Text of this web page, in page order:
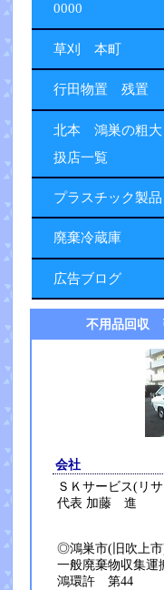
0000
草刈 本町
行田物置 残置
北本 鴻巣の粗大
扱店一覧
プラスチック製品
廃棄冷蔵庫
広告ブログ
不用品回収
会社
ＳＫサービス(
代表 加藤 進
◎鴻巣市(旧吹上
一般廃棄物収集運
鴻環許 第44